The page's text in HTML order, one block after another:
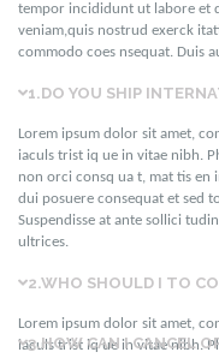
tempor incididunt ut labore et
veniam,quis nostrud exerck
commodo coes nsequat. Duis
1.DO YOU SHIP
Lorem ipsum dolor sit amet,
iaculs trist iq ue in vitae nibh.
non orci consq ua t, mat tis en
dui posuere consequat et sed
Suspendisse at ante sollici
ultrices.
2.WHO SHOULD I TO
Lorem ipsum dolor sit amet,
iaculs trist iq ue in vitae nibh.
3.HOW CAN I CANCEL